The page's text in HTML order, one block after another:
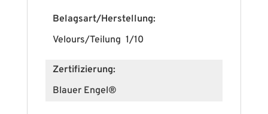
Belagsart/Herstellung:
Velours/Teilung 1/10
Zertifizierung:
Blauer Engel®